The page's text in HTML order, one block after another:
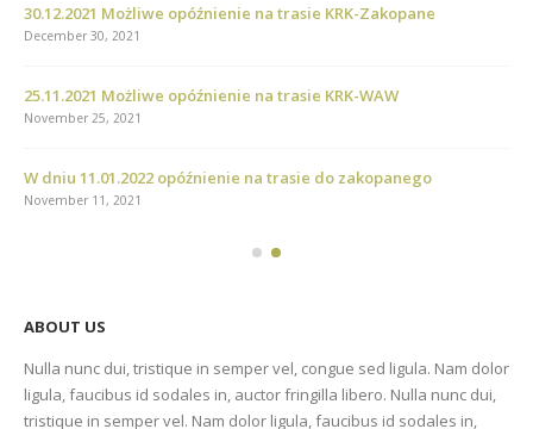
Zakopane
August 24, 2023
January 2, 2022
January 1, 2022
ABOUT US
Nulla nunc dui, tristique in semper vel, congue sed ligula. Nam dolor
ligula, faucibus id sodales in, auctor fringilla libero. Nulla nunc dui,
tristique in semper vel. Nam dolor ligula, faucibus id sodales in,